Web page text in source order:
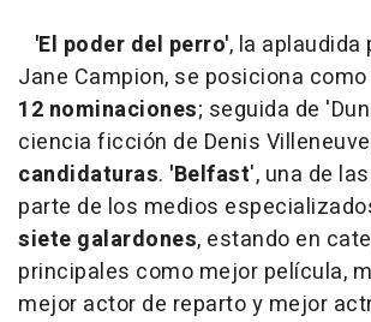
'El poder del perro', la aplaudida
Jane Campion, se posiciona
12 nominaciones; seguida de
ciencia ficción de Denis
candidaturas. 'Belfast', una de
parte de los medios
siete galardones, estando en
principales como mejor película,
mejor actor de reparto y mejor